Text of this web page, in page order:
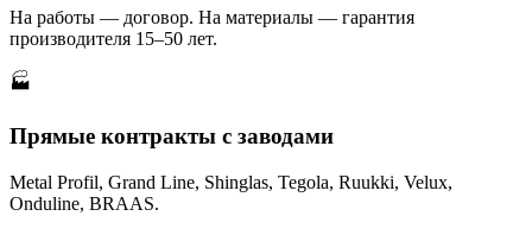
На работы — договор. На материалы — гарантия
производителя 15–50 лет.
🏭
Прямые контракты с заводами
Metal Profil, Grand Line, Shinglas, Tegola, Ruukki, Velux,
Onduline, BRAAS.